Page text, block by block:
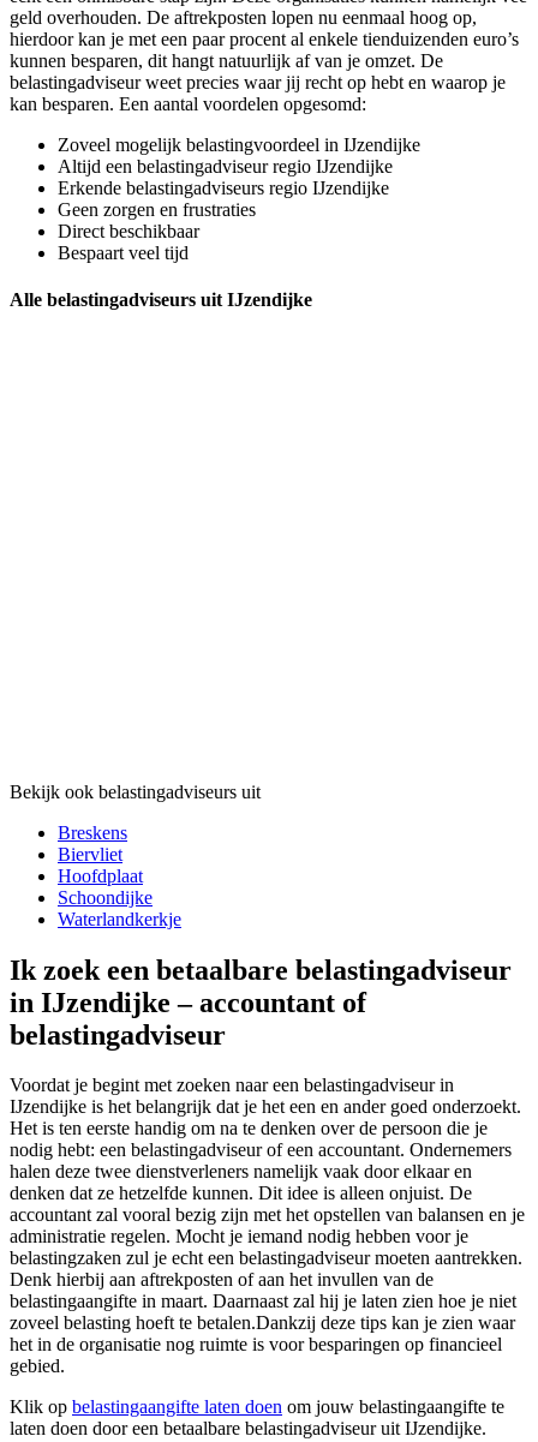
geld overhouden. De aftrekposten lopen nu eenmaal hoog op,
hierdoor kan je met een paar procent al enkele tienduizenden euro’s
kunnen besparen, dit hangt natuurlijk af van je omzet. De
belastingadviseur weet precies waar jij recht op hebt en waarop je
kan besparen. Een aantal voordelen opgesomd:
Zoveel mogelijk belastingvoordeel in IJzendijke
Altijd een belastingadviseur regio IJzendijke
Erkende belastingadviseurs regio IJzendijke
Geen zorgen en frustraties
Direct beschikbaar
Bespaart veel tijd
Alle belastingadviseurs uit IJzendijke
Bekijk ook belastingadviseurs uit
Breskens
Biervliet
Hoofdplaat
Schoondijke
Waterlandkerkje
Ik zoek een betaalbare belastingadviseur
in IJzendijke – accountant of
belastingadviseur
Voordat je begint met zoeken naar een belastingadviseur in
IJzendijke is het belangrijk dat je het een en ander goed onderzoekt.
Het is ten eerste handig om na te denken over de persoon die je
nodig hebt: een belastingadviseur of een accountant. Ondernemers
halen deze twee dienstverleners namelijk vaak door elkaar en
denken dat ze hetzelfde kunnen. Dit idee is alleen onjuist. De
accountant zal vooral bezig zijn met het opstellen van balansen en je
administratie regelen. Mocht je iemand nodig hebben voor je
belastingzaken zul je echt een belastingadviseur moeten aantrekken.
Denk hierbij aan aftrekposten of aan het invullen van de
belastingaangifte in maart. Daarnaast zal hij je laten zien hoe je niet
zoveel belasting hoeft te betalen.Dankzij deze tips kan je zien waar
het in de organisatie nog ruimte is voor besparingen op financieel
gebied.
Klik op belastingaangifte laten doen om jouw belastingaangifte te
laten doen door een betaalbare belastingadviseur uit IJzendijke.